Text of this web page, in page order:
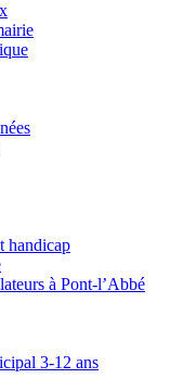
handicap
à Pont-l’Abbé
3-12 ans